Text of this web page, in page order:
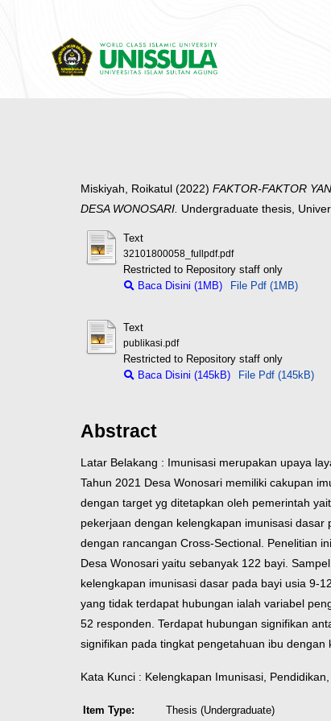
Miskiyah, Roikatul (2022) FAKTOR-FAKTOR
DESA WONOSARI. Undergraduate thesis,
Text
32101800058_fullpdf.pdf
Restricted to Repository staff only
Baca Disini (1MB)
File Pdf (1MB)
Text
publikasi.pdf
Restricted to Repository staff only
Baca Disini (145kB)
File Pdf (145kB)
Abstract
Latar Belakang : Imunisasi merupakan upaya
Tahun 2021 Desa Wonosari memiliki cakupan
dengan target yg ditetapkan oleh pemerintah
pekerjaan dengan kelengkapan imunisasi dasar
dengan rancangan Cross-Sectional. Penelitian
Desa Wonosari yaitu sebanyak 122 bayi.
kelengkapan imunisasi dasar pada bayi usia 9-
yang tidak terdapat hubungan ialah variabel
52 responden. Terdapat hubungan signifikan
signifikan pada tingkat pengetahuan ibu
Kata Kunci : Kelengkapan Imunisasi,
Item Type:
Thesis (Undergraduate)